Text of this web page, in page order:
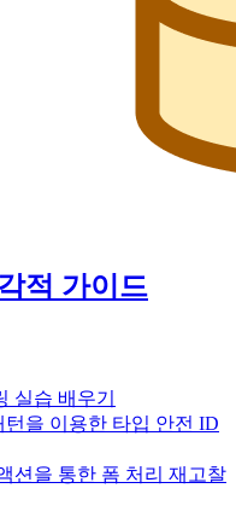
적 가이드
실습 배우기
턴을 이용한 타입 안전 ID
션을 통한 폼 처리 재고찰